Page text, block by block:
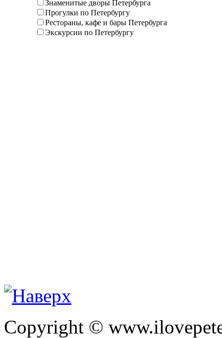
Знаменитые дворы Петербурга
Прогулки по Петербургу
Рестораны, кафе и бары Петербурга
Экскурсии по Петербургу
Copyright ©